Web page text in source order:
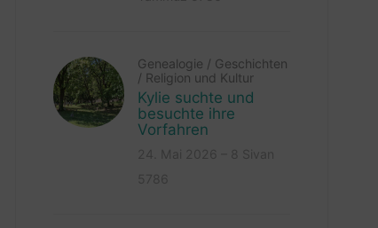
Genealogie / Geschichten
/ Religion und Kultur
Kylie suchte und
besuchte ihre
Vorfahren